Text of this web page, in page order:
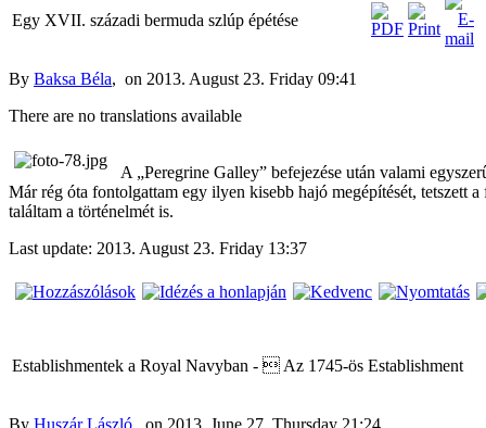
Click
here to
content.
Galley
Galley
feljavított
kittje
Egy XVII. századi bermuda szlúp épétése
By Baksa Béla, on 2013. August 23. Friday 09:41
There are no translations available
A „Peregrine Galley” befejezése után valami
Már rég óta fontolgattam egy ilyen kisebb hajó megépítését, tetszett a
találtam a történelmét is.
Last update: 2013. August 23. Friday 13:37
Establishmentek a Royal Navyban -  Az 1745-ös Establishment
By Huszár László, on 2013. June 27. Thursday 21:24